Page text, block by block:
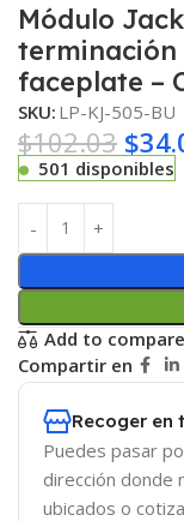
Módulo
terminación
faceplate –
SKU: LP-KJ-505-BU
$102.03 $
501 disponibles
Add to compare
Compartir en
Recoger en
Puedes pasar
dirección donde
ubicados o